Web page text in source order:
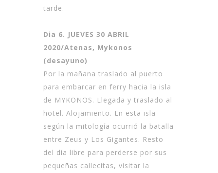
tarde.
Dia 6. JUEVES 30 ABRIL
2020/Atenas, Mykonos
(desayuno)
Por la mañana traslado al puerto
para embarcar en ferry hacia la isla
de MYKONOS. Llegada y traslado al
hotel. Alojamiento. En esta isla
según la mitología ocurrió la batalla
entre Zeus y Los Gigantes. Resto
del día libre para perderse por sus
pequeñas callecitas, visitar la